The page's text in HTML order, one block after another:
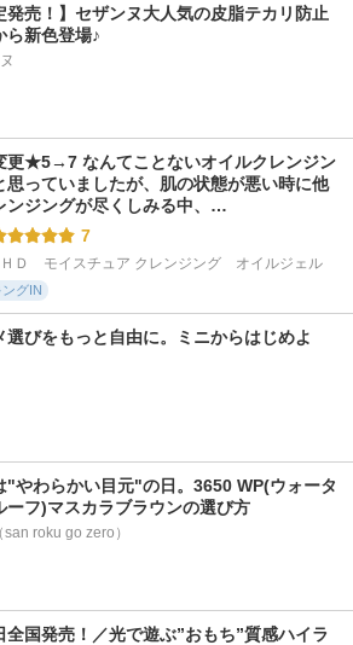
発売！】セザンヌ大人気の皮脂テカリ防止
ら新色登場♪
更★5→7 なんてことないオイルクレンジン
思っていましたが、肌の状態が悪い時に他
ンジングが尽くしみる中、…
7
Ｄ　モイスチュア クレンジング　オイルジェル
グIN
選びをもっと自由に。ミニからはじめよ
"やわらかい目元"の日。3650 WP(ウォータ
ーフ)マスカラブラウンの選び方
roku go zero）
全国発売！／光で遊ぶ”おもち”質感ハイラ